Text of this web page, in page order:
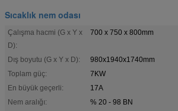
Sıcaklık nem odası
Çalışma hacmi (G x Y x
D):
700 x 750 x 800mm
Dış boyutu (G x Y x D):
980x1940x1740mm
Toplam güç:
7KW
En büyük geçerli:
17A
Nem aralığı:
% 20 - 98 BN